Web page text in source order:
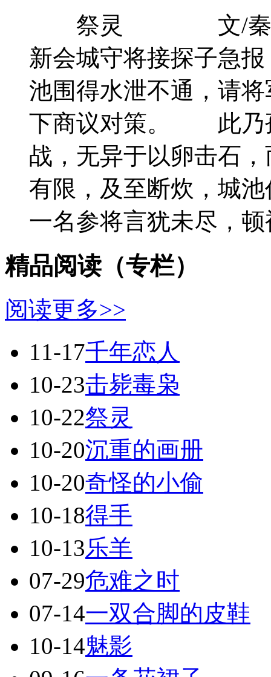
祭灵 文/秦
新会城守将接探子急
池围得水泄不通，请
下商议对策。 此乃
战，无异于以卵击石
有限，及至断炊，
一名参将言犹未尽，顿
精品阅读（专栏）
阅读更多>>
11-17千年恋人
10-23击毙毒枭
10-22祭灵
10-20沉重的画册
10-20奇怪的小偷
10-18得手
10-13乐羊
07-29危难之时
07-14一双合脚的皮鞋
10-14魅影